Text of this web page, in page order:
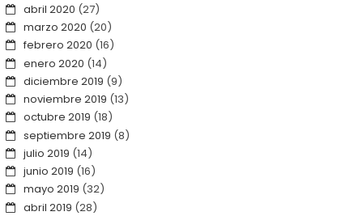
abril 2020 (27)
marzo 2020 (20)
febrero 2020 (16)
enero 2020 (14)
diciembre 2019 (9)
noviembre 2019 (13)
octubre 2019 (18)
septiembre 2019 (8)
julio 2019 (14)
junio 2019 (16)
mayo 2019 (32)
abril 2019 (28)